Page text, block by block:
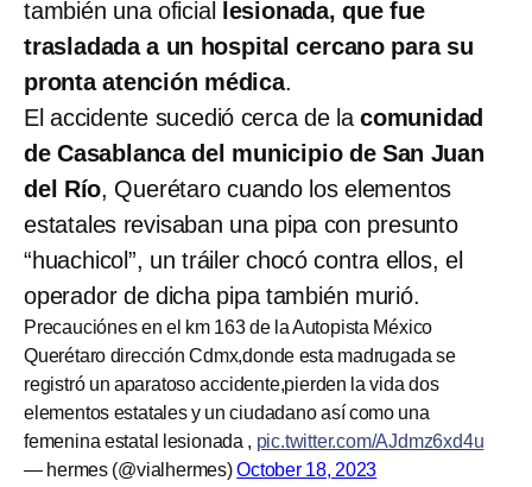
también una oficial
lesionada, que fue
trasladada a un hospital cercano para su
pronta atención médica.
El accidente sucedió cerca de la comunidad
de Casablanca del municipio de San Juan
del Río, Querétaro cuando los elementos
estatales revisaban una pipa con presunto
“huachicol”, un tráiler chocó contra ellos, el
operador de dicha pipa también murió.
Precauciónes en el km 163 de la Autopista México
Querétaro dirección Cdmx,donde esta madrugada se
registró un aparatoso accidente,pierden la vida dos
elementos estatales y un ciudadano así como una
femenina estatal lesionada , pic.twitter.com/AJdmz6xd4u
— hermes (@vialhermes)October 18, 2023